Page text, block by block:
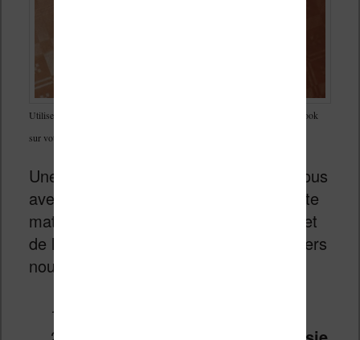
Utilisez les deux encoches pour sélectionner la phrase ou l’extrait de l’ebook
sur votre liseuse Vivlio
Une fois l’extrait du livre sélectionné, vous
avez différentes options de prise de note
matérialisées par des icônes au sommet
de l’écran de votre liseuse (les 3 premiers
nous intéressent) :